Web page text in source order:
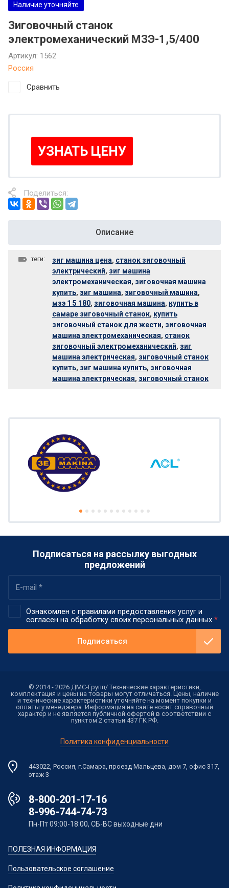
Наличие уточняйте
Зиговочный станок
электромеханический МЗЭ-1,5/400
Артикул: 1562
Россия
Сравнить
УЗНАТЬ ЦЕНУ
Поделиться:
Описание
теги: зиг машина цена, станок зиговочный
электрический, зиг машина
электромеханическая, зиговочная машина
купить, зиг машина, зиговочный машина,
мзэ 1 5 180, зиговочная машина, купить в
самаре зиговочный станок, купить
зиговочный станок для жести, зиговочная
машина электромеханическая, станок
зиговочный электромеханический, зиг
машина электрическая, зиговочный станок
купить, зиг машина купить, зиговочная
машина электрическая, зиговочный станок
Подписаться на рассылку выгодных
предложений
Ознакомлен с правилами предоставления услуг и
согласен на обработку своих персональных данных *
Подписаться
© 2014 - 2026 ДМС-Групп/ Технические характеристики,
комплектация и цены на товары могут отличаться. Цены, наличие
и технические характеристики уточняйте на момент покупки и
оплаты у менеджера. Информация на сайте носит справочный
характер и не является публичной офертой в соответствии с
пунктом 2 статьи 437 ГК РФ.
Политика конфиденциальности
443022, Россия, г.Самара, проезд Мальцева, дом 7, офис 317,
этаж 3
8-800-201-17-16
8-996-744-74-73
Пн-Пт 09:00-18:00, СБ-ВС выходные дни
ПОЛЕЗНАЯ ИНФОРМАЦИЯ
Пользовательское соглашение